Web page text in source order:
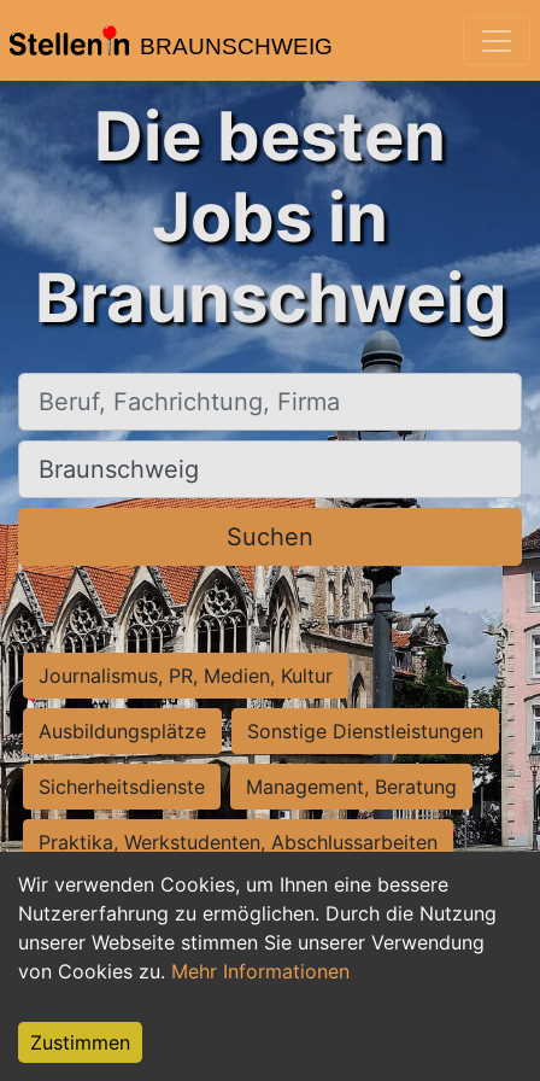
BRAUNSCHWEIG
Wir verwenden Cookies, um Ihnen eine bessere
Nutzererfahrung zu ermöglichen. Durch die Nutzung
unserer Webseite stimmen Sie unserer Verwendung
von Cookies zu. Mehr Informationen
Zustimmen
Die besten
Jobs in
Braunschweig
Beruf, Fachrichtung, Firma
Ort, Stadt
Suchen
Journalismus, PR, Medien, Kultur
Ausbildungsplätze Sonstige Dienstleistungen
Sicherheitsdienste Management, Beratung
Praktika, Werkstudenten, Abschlussarbeiten
Personalwesen Assistenz, Sekretariat
Hilfskräfte, Aushilfs- und Nebenjobs
Weiterbildung, Studium, duale Ausbildung